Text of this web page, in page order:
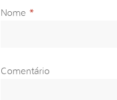
Nome *
Comentário